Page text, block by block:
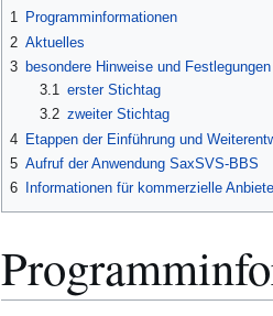
1 Programminformationen
2 Aktuelles
3 besondere Hinweise und
3.1
erster Stichtag
3.2 zweiter Stichtag
4 Etappen der Einführung und
5 Aufruf der Anwendung SaxSVS-BBS
6
Informationen für kommerzielle